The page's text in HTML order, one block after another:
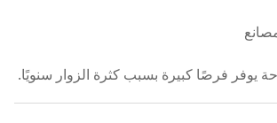
يوفر فرصًا كبيرة بسبب كثرة الزوار سنويًا.